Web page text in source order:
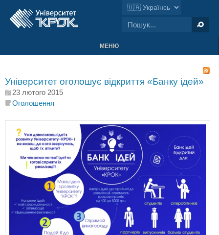
МЕНЮ
Університет оголошує відкриття «Банку ідей»
23 лютого 2015
Оголошення